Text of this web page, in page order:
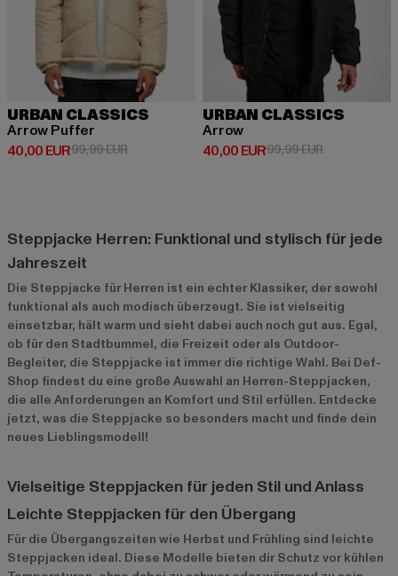
URBAN CLASSICS
Arrow Puffer
40,00 EUR
Derzeitiger Preis: 40,00 EUR
99,99 EURAktionspreis: 99,99 EUR
URBAN CLASSICS
Arrow
40,00 EUR
Derzeitiger Preis: 40,00 EUR
99,99 EURAktionspreis:
Steppjacke Herren: Funktional und stylisch für jede
Jahreszeit
Die Steppjacke für Herren ist ein echter Klassiker, der sowohl
funktional als auch modisch überzeugt. Sie ist vielseitig
einsetzbar, hält warm und sieht dabei auch noch gut aus. Egal,
ob für den Stadtbummel, die Freizeit oder als Outdoor-
Begleiter, die Steppjacke ist immer die richtige Wahl. Bei Def-
Shop findest du eine große Auswahl an Herren-Steppjacken,
die alle Anforderungen an Komfort und Stil erfüllen. Entdecke
jetzt, was die Steppjacke so besonders macht und finde dein
neues Lieblingsmodell!
Vielseitige Steppjacken für jeden Stil und Anlass
Leichte Steppjacken für den Übergang
Für die Übergangszeiten wie Herbst und Frühling sind leichte
Steppjacken ideal. Diese Modelle bieten dir Schutz vor kühlen